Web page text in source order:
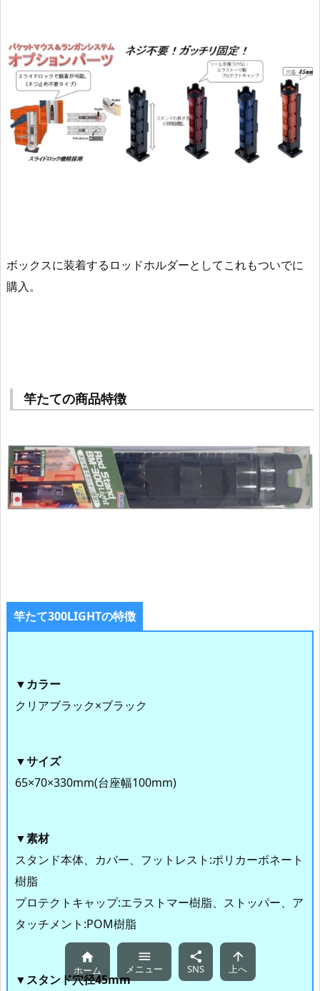
ボックスに装着するロッドホルダーとしてこれもついでに
購入。
竿たての商品特徴
竿たて300LIGHTの特徴
▼カラー
クリアブラック×ブラック
▼サイズ
65×70×330mm(台座幅100mm)
▼素材
スタンド本体、カバー、フットレスト:ポリカーボネート
樹脂
プロテクトキャップ:エラストマー樹脂、ストッパー、ア
タッチメント:POM樹脂
▼スタンド穴径45mm

ホーム

メニュー

SNS

上へ